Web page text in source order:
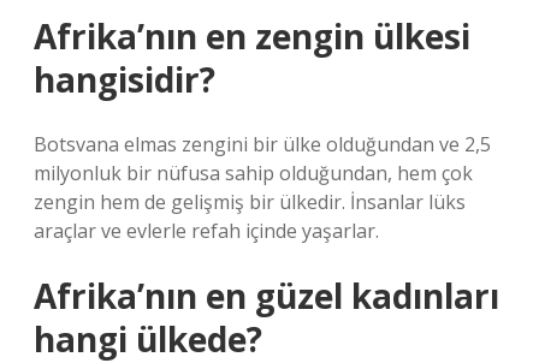
Afrika’nın en zengin ülkesi
hangisidir?
Botsvana elmas zengini bir ülke olduğundan ve 2,5
milyonluk bir nüfusa sahip olduğundan, hem çok
zengin hem de gelişmiş bir ülkedir. İnsanlar lüks
araçlar ve evlerle refah içinde yaşarlar.
Afrika’nın en güzel kadınları
hangi ülkede?